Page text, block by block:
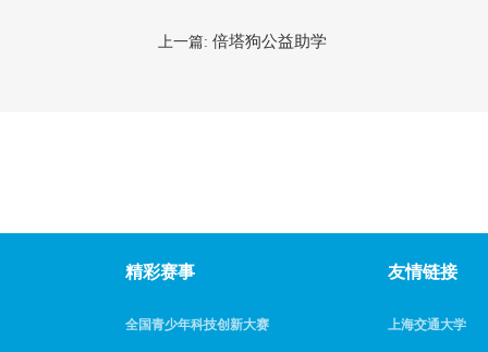
上一篇: 倍塔狗公益助学
精彩赛事
全国青少年科技创新大赛
友情链接
上海交通大学